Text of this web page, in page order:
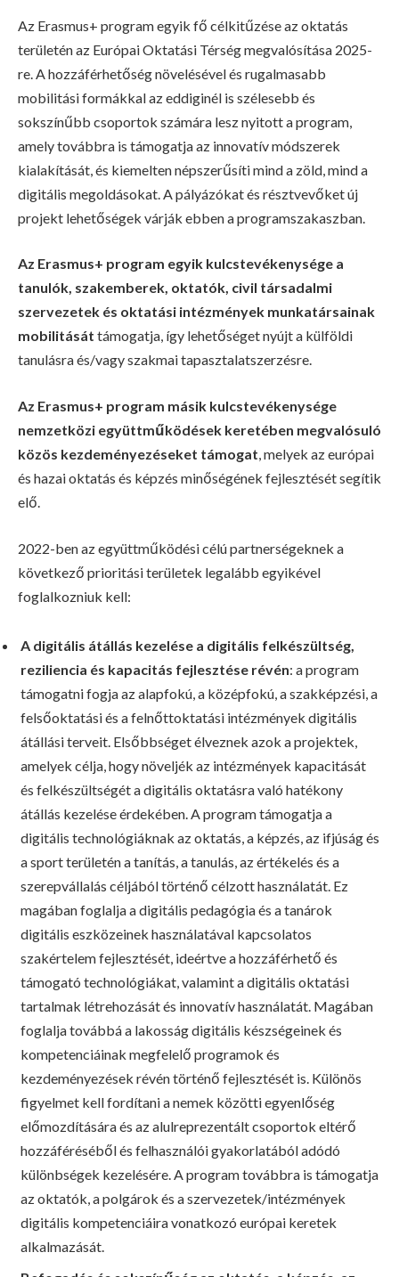
Az Erasmus+ program egyik fő célkitűzése az oktatás
területén az Európai Oktatási Térség megvalósítása 2025-
re. A hozzáférhetőség növelésével és rugalmasabb
mobilitási formákkal az eddiginél is szélesebb és
sokszínűbb csoportok számára lesz nyitott a program,
amely továbbra is támogatja az innovatív módszerek
kialakítását, és kiemelten népszerűsíti mind a zöld, mind a
digitális megoldásokat. A pályázókat és résztvevőket új
projekt lehetőségek várják ebben a programszakaszban.
Az Erasmus+ program egyik kulcstevékenysége a
tanulók, szakemberek, oktatók, civil társadalmi
szervezetek és oktatási intézmények munkatársainak
mobilitását támogatja, így lehetőséget nyújt a külföldi
tanulásra és/vagy szakmai tapasztalatszerzésre.
Az Erasmus+ program másik kulcstevékenysége
nemzetközi együttműködések keretében megvalósuló
közös kezdeményezéseket támogat, melyek az európai
és hazai oktatás és képzés minőségének fejlesztését segítik
elő.
2022-ben az együttműködési célú partnerségeknek a
következő prioritási területek legalább egyikével
foglalkozniuk kell:
A digitális átállás kezelése a digitális felkészültség,
reziliencia és kapacitás fejlesztése révén: a program
támogatni fogja az alapfokú, a középfokú, a szakképzési, a
felsőoktatási és a felnőttoktatási intézmények digitális
átállási terveit. Elsőbbséget élveznek azok a projektek,
amelyek célja, hogy növeljék az intézmények kapacitását
és felkészültségét a digitális oktatásra való hatékony
átállás kezelése érdekében. A program támogatja a
digitális technológiáknak az oktatás, a képzés, az ifjúság és
a sport területén a tanítás, a tanulás, az értékelés és a
szerepvállalás céljából történő célzott használatát. Ez
magában foglalja a digitális pedagógia és a tanárok
digitális eszközeinek használatával kapcsolatos
szakértelem fejlesztését, ideértve a hozzáférhető és
támogató technológiákat, valamint a digitális oktatási
tartalmak létrehozását és innovatív használatát. Magában
foglalja továbbá a lakosság digitális készségeinek és
kompetenciáinak megfelelő programok és
kezdeményezések révén történő fejlesztését is. Különös
figyelmet kell fordítani a nemek közötti egyenlőség
előmozdítására és az alulreprezentált csoportok eltérő
hozzáféréséből és felhasználói gyakorlatából adódó
különbségek kezelésére. A program továbbra is támogatja
az oktatók, a polgárok és a szervezetek/intézmények
digitális kompetenciáira vonatkozó európai keretek
alkalmazását.